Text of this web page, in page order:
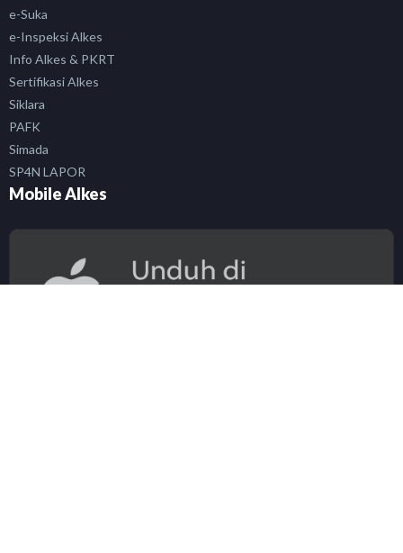
e-Suka
e-Inspeksi Alkes
Info Alkes & PKRT
Sertifikasi Alkes
Siklara
PAFK
Simada
SP4N LAPOR
Mobile Alkes